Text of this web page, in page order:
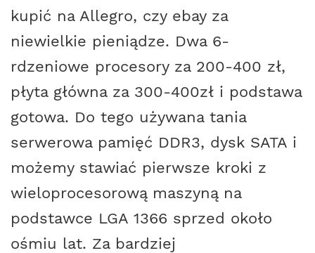
kupić na Allegro, czy ebay za
niewielkie pieniądze. Dwa 6-
rdzeniowe procesory za 200-400 zł,
płyta główna za 300-400zł i podstawa
gotowa. Do tego używana tania
serwerowa pamięć DDR3, dysk SATA i
możemy stawiać pierwsze kroki z
wieloprocesorową maszyną na
podstawce LGA 1366 sprzed około
ośmiu lat. Za bardziej